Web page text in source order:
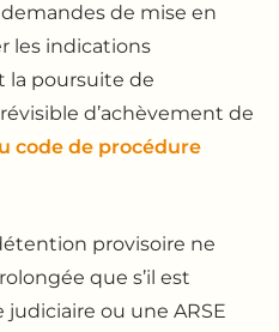
de mise en
les indications
la poursuite de
d’achèvement de
code de procédure
provisoire ne
que s’il est
ou une ARSE